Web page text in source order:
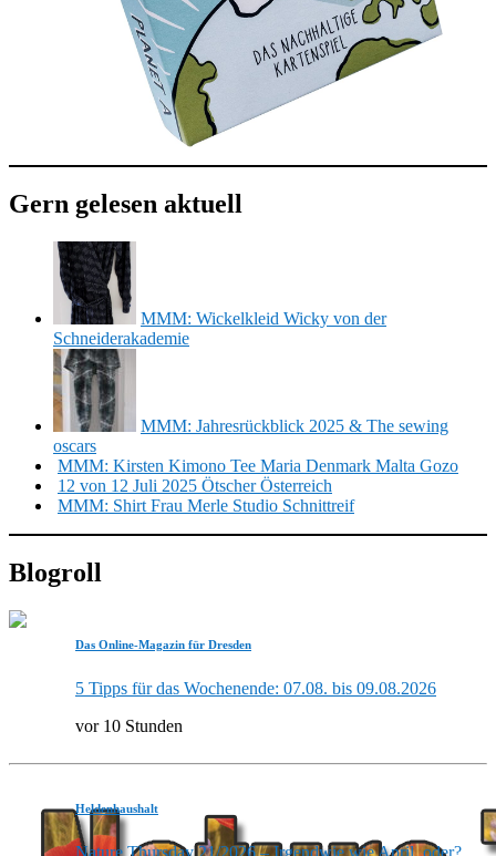
Gern gelesen aktuell
MMM: Wickelkleid Wicky von der
Schneiderakademie
MMM: Jahresrückblick 2025 & The sewing
oscars
MMM: Kirsten Kimono Tee Maria Denmark Malta Gozo
12 von 12 Juli 2025 Ötscher Österreich
MMM: Shirt Frau Merle Studio Schnittreif
Blogroll
Das Online-Magazin für Dresden
5 Tipps für das Wochenende: 07.08. bis 09.08.2026
vor 10 Stunden
Heldenhaushalt
Nature Thursday 21/2026 – Irgendwie wie April, oder?